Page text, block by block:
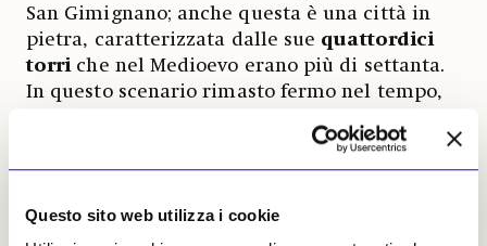
Questo sito web utilizza i cookie
San Gimignano; anche questa è una città in
pietra, caratterizzata dalle sue quattordici
torriche nel Medioevo erano più di settanta.
In questo scenario rimasto fermo nel tempo,
, un trio di galleristi aprì ormai
trentacinque anni fa uno spazio nell’ex sede
partendo dalla cittadina toscana, ora ha sedi